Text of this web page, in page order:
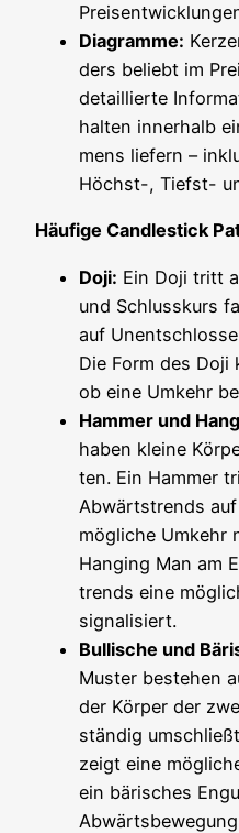
Dia­gram­me:
ders beliebt im
detail­lier­te
hal­ten inner­halb
mens lie­fern –
Höchst-, Tiefst-
Häu­fi­ge Cand­le­stick
Doji: Ein Doji tritt
und Schluss­kurs
auf
Die Form des Doji
ob eine Umkehr
Ham­mer und
haben klei­ne
ten. Ein Ham­mer
Abwärts­trends
mög­li­che Umkehr
Han­ging Man am
trends eine
signalisiert.
Bul­li­sche und
Mus­ter bestehen
der Kör­per der
stän­dig
zeigt eine
ein bäri­sches